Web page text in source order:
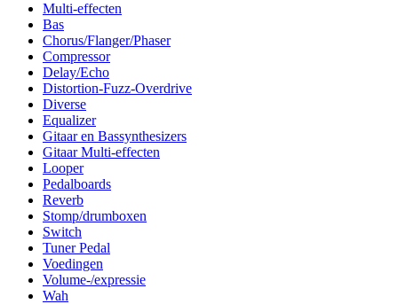
Multi-effecten
Bas
Chorus/Flanger/Phaser
Compressor
Delay/Echo
Distortion-Fuzz-Overdrive
Diverse
Equalizer
Gitaar en Bassynthesizers
Gitaar Multi-effecten
Looper
Pedalboards
Reverb
Stomp/drumboxen
Switch
Tuner Pedal
Voedingen
Volume-/expressie
Wah